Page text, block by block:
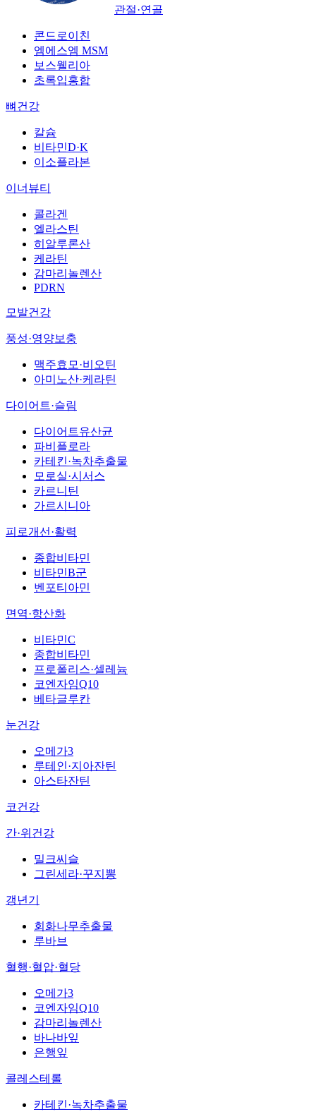
관절·연골
콘드로이친
엠에스엠 MSM
보스웰리아
초록입홍합
뼈건강
칼슘
비타민D·K
이소플라본
이너뷰티
콜라겐
엘라스틴
히알루론산
케라틴
감마리놀렌산
PDRN
모발건강
풍성·영양보충
맥주효모·비오틴
아미노산·케라틴
다이어트·슬림
다이어트유산균
파비플로라
카테킨·녹차추출물
모로실·시서스
카르니틴
가르시니아
피로개선·활력
종합비타민
비타민B군
벤포티아민
면역·항산화
비타민C
종합비타민
프로폴리스·셀레늄
코엔자임Q10
베타글루칸
눈건강
오메가3
루테인·지아잔틴
아스타잔틴
코건강
간·위건강
밀크씨슬
그린세라·꾸지뽕
갱년기
회화나무추출물
루바브
혈행·혈압·혈당
오메가3
코엔자임Q10
감마리놀렌산
바나바잎
은행잎
콜레스테롤
카테킨·녹차추출물